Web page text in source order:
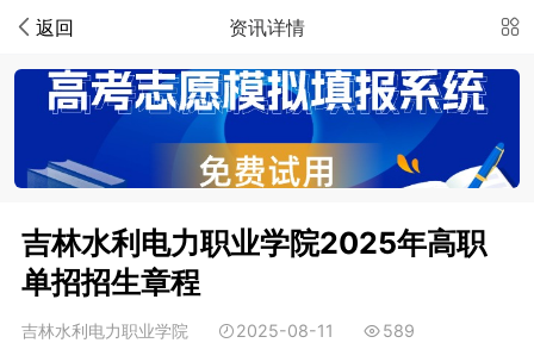
返回 资讯详情
吉林水利电力职业学院2025年高职
单招招生章程
吉林水利电力职业学院 2025-08-11 589